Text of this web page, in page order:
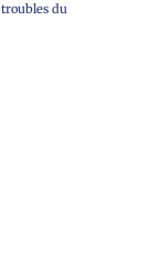
troubles du